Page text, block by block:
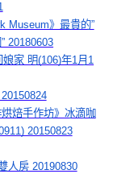
Museum》最貴的”
20180603
家 明(106)年1月1
焙手作坊》冰滴咖
20150823
人房 20190830